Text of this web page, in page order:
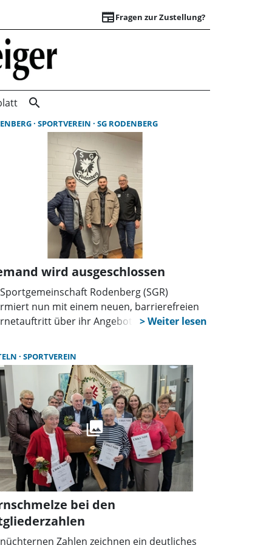
newspaperFragen zur Zustellung?
Suchergebnisse |
search
SPORTVEREIN SG RODENBERG
wird ausgeschlossen
Rodenberg (SGR)
nun mit einem neuen, barrierefreien
über ihr Angebot an Aktivitäten.
der Aktion Mensch. Ziel des Projekts
es, einen modernen Webauftritt zu schaffen,
für alle Menschen zugänglich ist –
von möglichen Einschränkungen
der verwendeten Technik.
SPORTVEREIN
bei den
Zahlen zeichnen ein deutliches